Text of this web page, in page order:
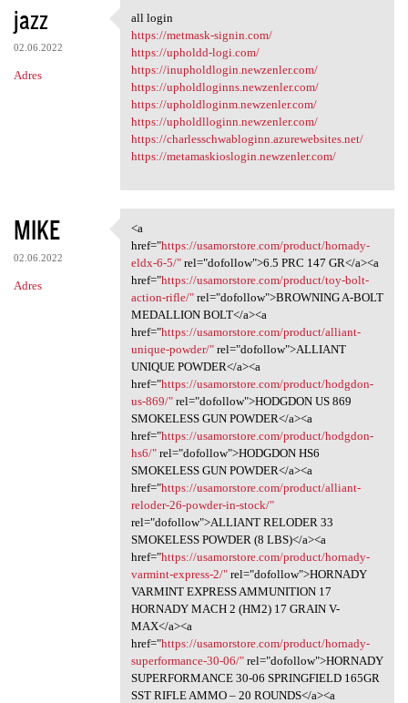
jazz
02.06.2022
Adres
all login
all login
https://metmask-signin.com/
https://upholdd-logi.com/
https://inupholdlogin.newzenler.com/
https://upholdloginns.newzenler.com/
https://upholdloginm.newzenler.com/
https://upholdlloginn.newzenler.com/
https://charlesschwabloginn.azurewebsites.net/
https://metamaskioslogin.newzenler.com/
MIKE
02.06.2022
Adres
<a href="https://usamorstore
<a
href="https://usamorstore.com/product/hornady-
eldx-6-5/"rel="dofollow">6.5 PRC 147 GR</a><a
href="https://usamorstore.com/product/toy-bolt-
action-rifle/"rel="dofollow">BROWNING A-BOLT
MEDALLION BOLT</a><a
href="https://usamorstore.com/product/alliant-
unique-powder/"rel="dofollow">ALLIANT
UNIQUE POWDER</a><a
href="https://usamorstore.com/product/hodgdon-
us-869/"rel="dofollow">HODGDON US 869
SMOKELESS GUN POWDER</a><a
href="https://usamorstore.com/product/hodgdon-
hs6/"rel="dofollow">HODGDON HS6
SMOKELESS GUN POWDER</a><a
href="https://usamorstore.com/product/alliant-
reloder-26-powder-in-stock/"
rel="dofollow">ALLIANT RELODER 33
SMOKELESS POWDER (8 LBS)</a><a
href="https://usamorstore.com/product/hornady-
varmint-express-2/"rel="dofollow">HORNADY
VARMINT EXPRESS AMMUNITION 17
HORNADY MACH 2 (HM2) 17 GRAIN V-
MAX</a><a
href="https://usamorstore.com/product/hornady-
superformance-30-06/"rel="dofollow">HORNADY
SUPERFORMANCE 30-06 SPRINGFIELD 165GR
SST RIFLE AMMO – 20 ROUNDS</a><a